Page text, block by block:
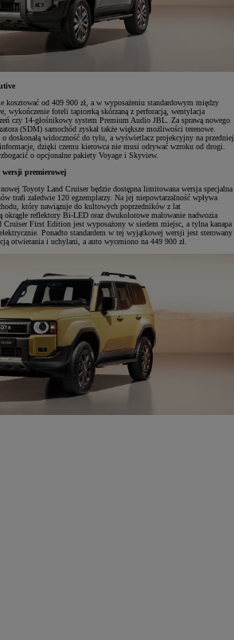
kosztować od 409 900 zł, a w wyposażeniu standardowym między
foteli tapicerką skórzaną z perforacją, wentylacja
czy 14-głośnikowy system Premium Audio JBL. Za sprawą nowego
(SDM) samochód zyskał także większe możliwości terenowe.
doskonałą widoczność do tyłu, a wyświetlacz projekcyjny na przedniej
dzięki czemu kierowca nie musi odrywać wzroku od drogi.
o opcjonalne pakiety Voyage i Skyview.
premierowej
nowej Toyoty Land Cruiser będzie dostępna limitowana wersja specjalna
trafi zaledwie 120 egzemplarzy. Na jej niepowtarzalność wpływa
który nawiązuje do kultowych poprzedników z lat
okrągłe reflektory Bi-LED oraz dwukolorowe malowanie nadwozia
First Edition jest wyposażony w siedem miejsc, a tylna kanapa
Ponadto standardem w tej wyjątkowej wersji jest sterowany
otwierania i uchylani, a auto wyceniono na 449 900 zł.